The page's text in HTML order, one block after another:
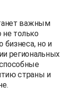
важным
не только
бизнеса, но и
региональных
страны и